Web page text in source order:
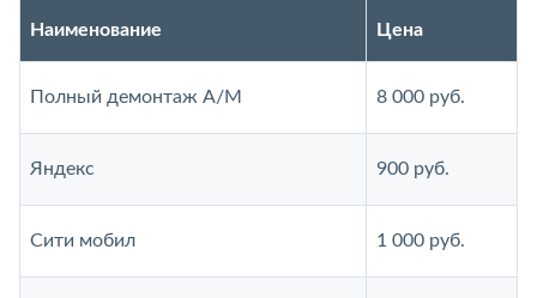
Наименование Цена
Полный демонтаж А/М 8 000 руб.
Яндекс 900 руб.
Сити мобил 1 000 руб.